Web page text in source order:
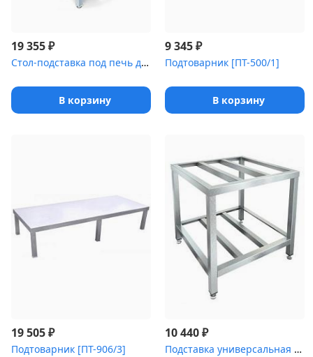
19 355₽
Стол-подставка под печь для пиццы СПС-033/908
В корзину
9 345₽
Подтоварник [ПТ-500/1]
В корзину
19 505₽
Подтоварник [ПТ-906/3]
10 440₽
Подставка универсальная HICOLD [НПУ-600/600/500]